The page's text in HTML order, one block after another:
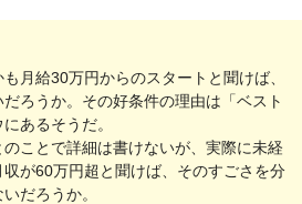
月給30万円からのスタートと聞けば、
ろうか。その好条件の理由は「ベスト
あるそうだ。
ことで詳細は書けないが、実際に未経
が60万円超と聞けば、そのすごさを分
だろうか。